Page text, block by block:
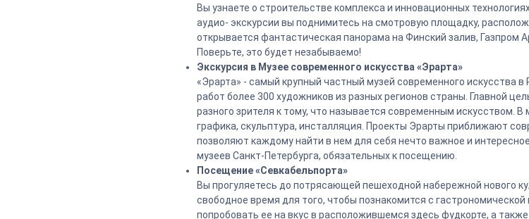
Вы узнаете о строительстве комплекса и инновационных
аудио- экскурсии вы поднимитесь на смотровую площадку,
открывается фантастическая панорама на Финский залив, Газпром
Поверьте, это будет незабываемо!
Экскурсия в Музее современного искусства «Эрарта»
«Эрарта» - самый крупный частный музей современного искусства
работ более 300 художников из разных регионов страны. Главной
разного зрителя к тому, что называется современным искусством.
графика, скульптура, инсталляция. Проекты Эрарты приближают
позволяют каждому найти в нем для себя нечто важное и
музеев Санкт-Петербурга, обязательных к посещению.
Посещение «Севкабельпорта»
Вы прогуляетесь до потрясающей пешеходной набережной нового
свободное время для того, чтобы познакомится с гастрономической
попробовать ее на вкус в расположившемся здесь фудкорте, а